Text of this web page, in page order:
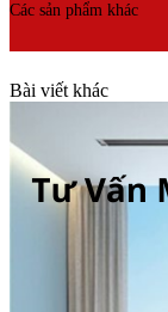
Các sản phẩm khác
Bài viết khác